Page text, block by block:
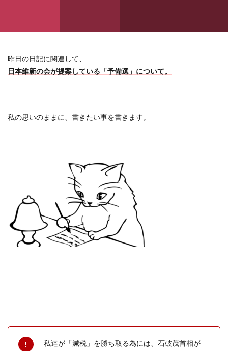
昨日の日記に関連して、
日本維新の会が提案している「予備選」について。
私の思いのままに、書きたい事を書きます。
私達が「減税」を勝ち取る為には、石破茂首相が